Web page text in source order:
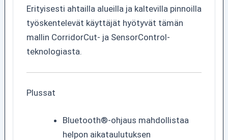
Erityisesti ahtailla alueilla ja kaltevilla pinnoilla
työskentelevät käyttäjät hyötyvät tämän
mallin CorridorCut- ja SensorControl-
teknologiasta.
Plussat
Bluetooth®-ohjaus mahdollistaa
helpon aikataulutuksen